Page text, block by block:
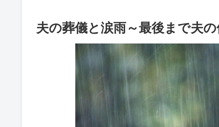
夫の葬儀と涙雨～最後まで夫